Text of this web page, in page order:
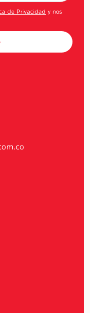
de Privacidad y nos